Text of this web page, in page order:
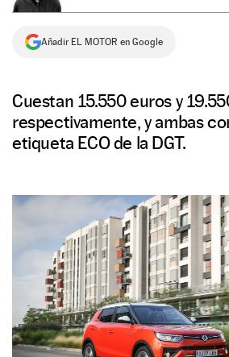
Añadir EL MOTOR en Google
Cuestan 15.550 euros y
respectivamente, y ambas
etiqueta ECO de la DGT.